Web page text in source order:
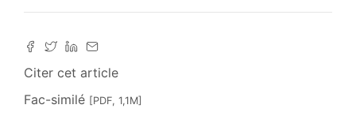
Citer cet article
Fac-similé [PDF, 1,1M]